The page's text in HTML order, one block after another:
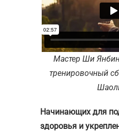
Мастер Ши
тренировочный
Начинающих для
здоровья и